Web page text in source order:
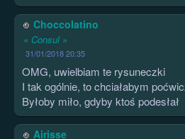
Choccolatino
« Consul »
31/01/2018 20:35
OMG, uwielbiam te rysuneczki
I tak ogólnie, to chciałabym
Byłoby miło, gdyby ktoś podesłał
Airisse